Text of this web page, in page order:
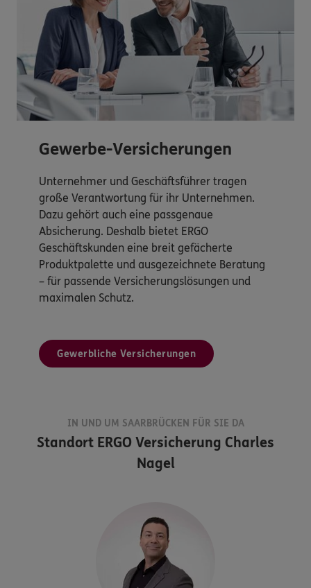
Gewerbe-Versicherungen
Unternehmer und Geschäftsführer tragen
große Verantwortung für ihr Unternehmen.
Dazu gehört auch eine passgenaue
Absicherung. Deshalb bietet ERGO
Geschäftskunden eine breit gefächerte
Produktpalette und ausgezeichnete Beratung
– für passende Versicherungslösungen und
maximalen Schutz.
Gewerbliche Versicherungen
IN UND UM SAARBRÜCKEN FÜR SIE DA
Standort ERGO Versicherung Charles
Nagel